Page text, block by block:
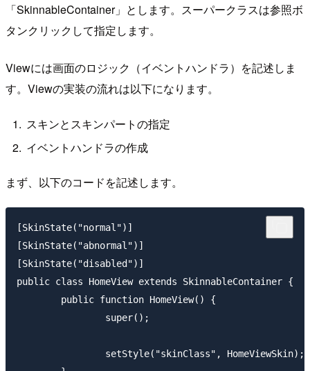
「SkinnableContainer」とします。スーパークラスは参照ボ
タンクリックして指定します。
Viewには画面のロジック（イベントハンドラ）を記述しま
す。Viewの実装の流れは以下になります。
スキンとスキンパートの指定
イベントハンドラの作成
まず、以下のコードを記述します。
[SkinState("normal")]
[SkinState("abnormal")]
[SkinState("disabled")]
public class HomeView extends SkinnableContainer {